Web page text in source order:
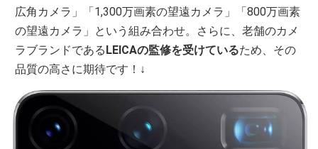
広角カメラ」「1,300万画素の望遠カメラ」「800万画素
の望遠カメラ」という組み合わせ。さらに、老舗のカメ
ラブランドであるLEICAの監修を受けているため、その
品質の高さに期待です！↓